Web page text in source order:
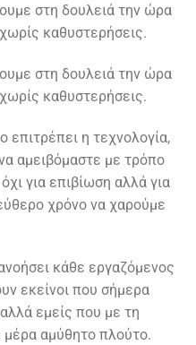
στη δουλειά την ώρα
καθυστερήσεις.
στη δουλειά την ώρα
καθυστερήσεις.
επιτρέπει η τεχνολογία,
αμειβόμαστε με τρόπο
για επιβίωση αλλά για
χρόνο να χαρούμε
κάθε εργαζόμενος
εκείνοι που σήμερα
εμείς που με τη
αμύθητο πλούτο.